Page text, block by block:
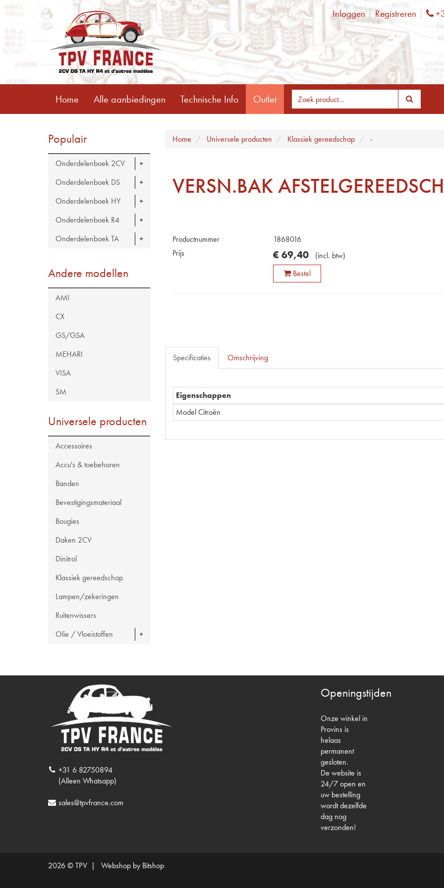
Inloggen Registreren
Home Alle aanbiedingen Technische Info Outlet
Populair
Onderdelenboek 2CV
Onderdelenboek DS
Onderdelenboek HY
Onderdelenboek R4
Onderdelenboek TA
Andere modellen
AMI
CX
GS/GSA
MEHARI
VISA
SM
Universele producten
Accessoires
Accu's & toebehoren
Banden
Bevestigingsmateriaal
Bougies
Daken 2CV
Dinitrol
Klassiek gereedschap
Lampen/zekeringen
Ruitenwissers
Olie / Vloeistoffen
Home Universele producten Klassiek gereedschap -
VERSN.BAK
Productnummer
1868016
Prijs
€ 69,40 (incl. btw)
Bestel
Specificaties Omschrijving
Eigenschappen
Model Citroën
+31 6 82750894
(Alleen Whatsapp)
sales@tpvfrance.com
Openingstijden
Onze winkel in
Provins is
helaas
permanent
gesloten.
De website is
24/7 open en
uw bestelling
wordt dezelfde
dag nog
verzonden!
2026 © TPV | Webshop by Bitshop